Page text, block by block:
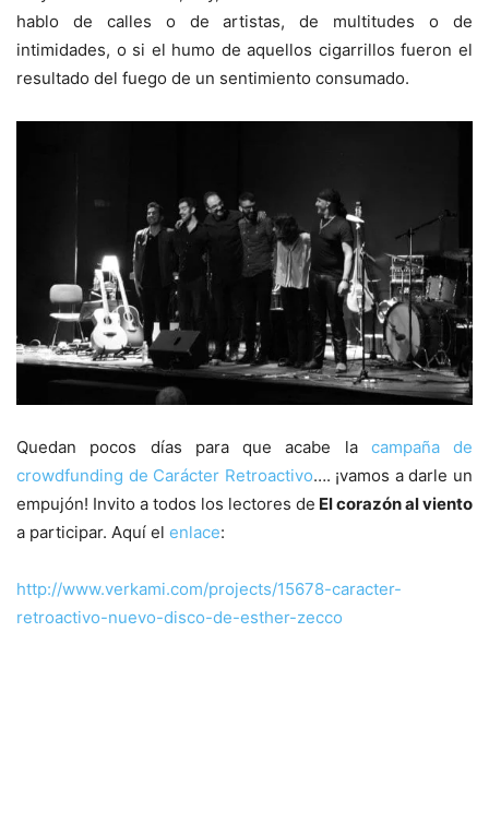
hablo de calles o de artistas, de multitudes o de
intimidades, o si el humo de aquellos cigarrillos fueron el
resultado del fuego de un sentimiento consumado.
Quedan pocos días para que acabe la campaña de
crowdfunding de Carácter Retroactivo…. ¡vamos a darle un
empujón! Invito a todos los lectores de El corazón al viento
a participar. Aquí el enlace:
http://www.verkami.com/projects/15678-caracter-
retroactivo-nuevo-disco-de-esther-zecco